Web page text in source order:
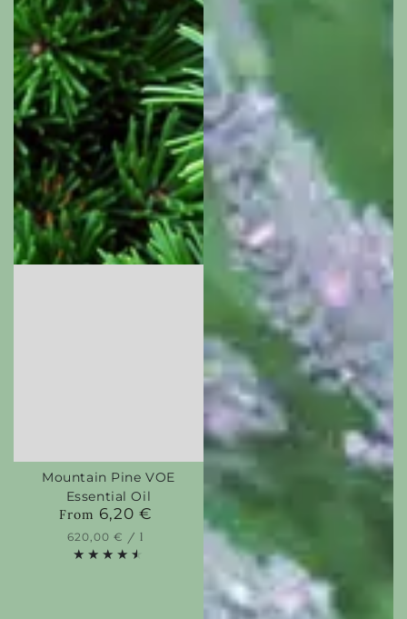
Mountain Pine VOE
Essential Oil
Regular
price
From 6,20 €
Unit
price
620,00 € / per
l